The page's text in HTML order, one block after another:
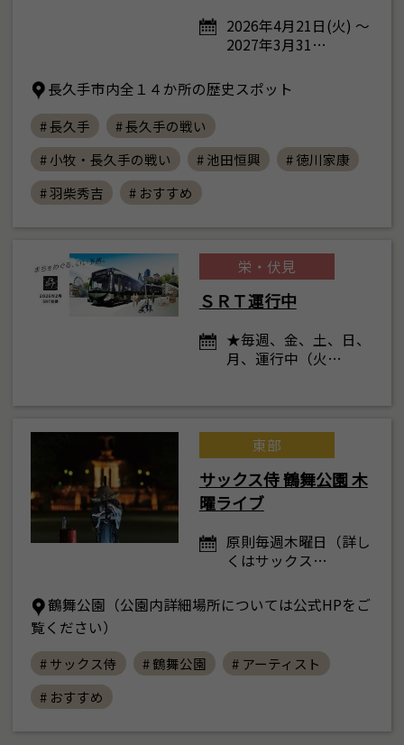
2026年4月21日(火) ～
2027年3月31…
長久手市内全１４か所の歴史スポット
# 長久手
# 長久手の戦い
# 小牧・長久手の戦い
# 池田恒興
# 徳川家康
# 羽柴秀吉
# おすすめ
栄・伏見
ＳＲＴ運行中
★毎週、金、土、日、
月、運行中（火…
東部
サックス侍 鶴舞公園 木
曜ライブ
原則毎週木曜日（詳し
くはサックス…
鶴舞公園（公園内詳細場所については公式HPをご
覧ください）
# サックス侍 # 鶴舞公園
# アーティスト
# おすすめ